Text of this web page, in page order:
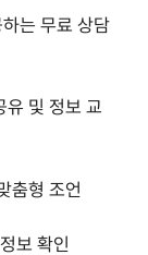
는 무료 상담
유 및 정보 교
춤형 조언
보 확인